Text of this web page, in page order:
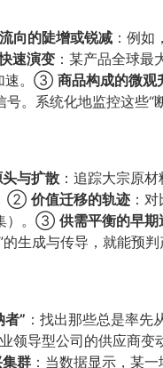
向的陡增或锐减 ：例
速演变 ：某产品全球最
速。③ 商品构成的微观
。系统化地监控这些“
与扩散 ：追踪大宗原
。② 价值迁移的轨迹 ：
）。③ 供需平衡的早期
生成与传导，就能预
者”​ ：找出那些总是率先
业领导型公司的供应商
群 ：当数据显示，某